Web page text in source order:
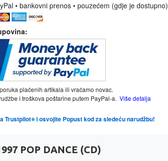
• bankovni prenos • pouzećem (gdje je dostupno)
plaćenih artikala ili vraćamo novac.
i troškova poštarine putem PayPal-a. Više detalja
Trustpilot⭐ i osvojite Popust kod za sledeću narudžbu!
POP DANCE (CD)